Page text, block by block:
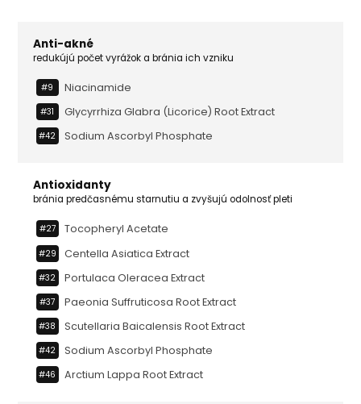
Anti-akné
redukújú počet vyrážok a bránia ich vzniku
#9 Niacinamide
#31 Glycyrrhiza Glabra (licorice) Root Extract
#42 Sodium Ascorbyl Phosphate
Antioxidanty
bránia predčasnému starnutiu a zvyšujú odolnosť pleti
#27 Tocopheryl Acetate
#29 Centella Asiatica Extract
#32 Portulaca Oleracea Extract
#37 Paeonia Suffruticosa Root Extract
#38 Scutellaria Baicalensis Root Extract
#42 Sodium Ascorbyl Phosphate
#46 Arctium Lappa Root Extract